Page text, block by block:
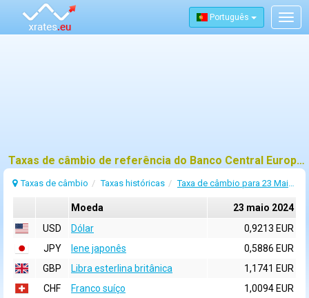
Português
Taxas de câmbio de referência do Banco Central Europeu (BCE) para 23 maio 2024
Taxas de câmbio Taxas históricas Taxa de câmbio para 23 Maio 2024
Moeda
23 maio 2024
USD
Dólar
0,9213 EUR
JPY
Iene japonês
0,5886 EUR
GBP
Libra esterlina britânica
1,1741 EUR
CHF
Franco suíço
1,0094 EUR